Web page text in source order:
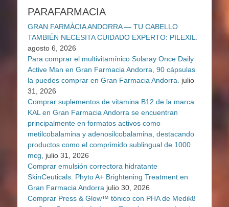
PARAFARMACIA
GRAN FARMÀCIA ANDORRA — TU CABELLO
TAMBIÉN NECESITA CUIDADO EXPERTO: PILEXIL.
agosto 6, 2026
Para comprar el multivitamínico Solaray Once Daily
Active Man en Gran Farmacia Andorra, 90 cápsulas
la puedes comprar en Gran Farmacia Andorra.
julio
31, 2026
Comprar suplementos de vitamina B12 de la marca
KAL en Gran Farmacia Andorra se encuentran
principalmente en formatos activos como
metilcobalamina y adenosilcobalamina, destacando
productos como el comprimido sublingual de 1000
mcg,
julio 31, 2026
Comprar emulsión correctora hidratante
SkinCeuticals. Phyto A+ Brightening Treatment en
Gran Farmacia Andorra julio 30, 2026
Comprar Press & Glow™ tónico con PHA de Medik8